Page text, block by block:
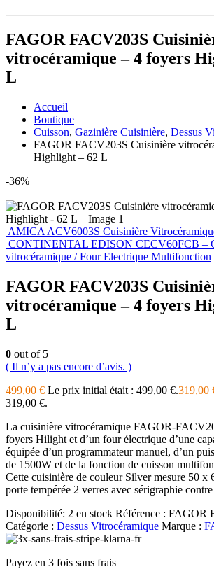
FAGOR FACV203S
vitrocéramique – 4 foyers
L
Accueil
Boutique
Cuisson, Gazinière Cuisinière, Dessus
FAGOR FACV203S Cuisinière
Highlight – 62 L
-36%
AMICA ACV6003S Cuisinière
CONTINENTAL EDISON CECV60FCB –
vitrocéramique / Four Electrique Multifonction
FAGOR FACV203S
vitrocéramique – 4 foyers
L
0 out of 5
( Il n’y a pas encore d’avis. )
499,00€ Le prix initial était : 499,00 €.319,00
319,00 €.
La cuisinière vitrocéramique FAGOR-
foyers Hilight et d’un four électrique d’une
équipée d’un programmateur manuel, d’un
de 1500W et de la fonction de cuisson
Cette cuisinière de couleur Silver mesure 50 x
porte tempérée 2 verres avec sérigraphie
Disponibilité: 2 en stock Référence : FAGOR
Catégorie : Dessus Vitrocéramique Marque :
Payez en 3 fois sans frais